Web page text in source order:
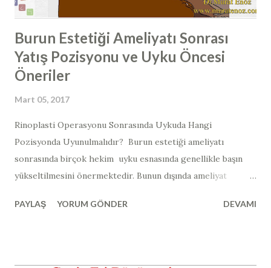
Burun Estetiği Ameliyatı Sonrası
Yatış Pozisyonu ve Uyku Öncesi
Öneriler
Mart 05, 2017
​​Rinoplasti Operasyonu Sonrasında Uykuda Hangi
Pozisyonda Uyunulmalıdır? ​​ Burun estetiği ameliyatı
sonrasında birçok hekim uyku esnasında genellikle başın
yükseltilmesini önermektedir. Bunun dışında ameliyat
satılmaktadır (yurtdışında satılan açılı uyku yastığı örneği >>
PAYLAŞ YORUM GÖNDER DEVAMI